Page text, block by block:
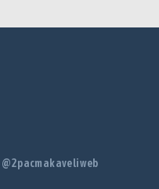
@2pacmakaveliweb